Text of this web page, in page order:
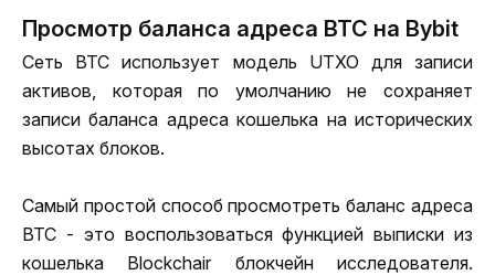
Просмотр баланса адреса BTC на Bybit
Сеть BTC использует модель UTXO для записи
активов, которая по умолчанию не сохраняет
записи баланса адреса кошелька на исторических
высотах блоков.
Самый простой способ просмотреть баланс адреса
BTC - это воспользоваться функцией выписки из
кошелька Blockchair блокчейн исследователя.